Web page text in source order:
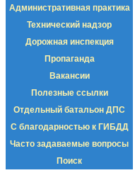
Административная практика
Технический надзор
Дорожная инспекция
Пропаганда
Вакансии
Полезные ссылки
Отдельный батальон ДПС
С благодарностью к ГИБДД
Часто задаваемые вопросы
Поиск